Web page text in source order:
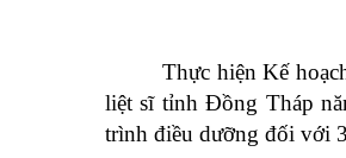
Thực hiện Kế
liệt sĩ tỉnh Đồng Tháp
trình điều dưỡng đối với